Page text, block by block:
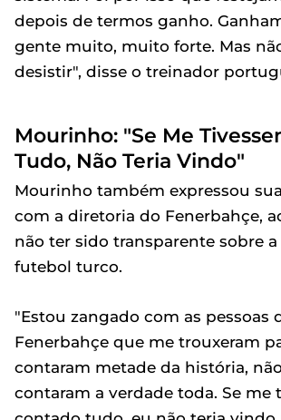
depois de termos ganho.
gente muito, muito forte. Mas
desistir", disse o treinador
Mourinho: "Se Me
Tudo, Não Teria Vindo"
Mourinho também expressou
com a diretoria do Fenerbahçe,
não ter sido transparente sobre
futebol turco.
"Estou zangado com as pessoas
Fenerbahçe que me trouxeram
contaram metade da história,
contaram a verdade toda. Se me